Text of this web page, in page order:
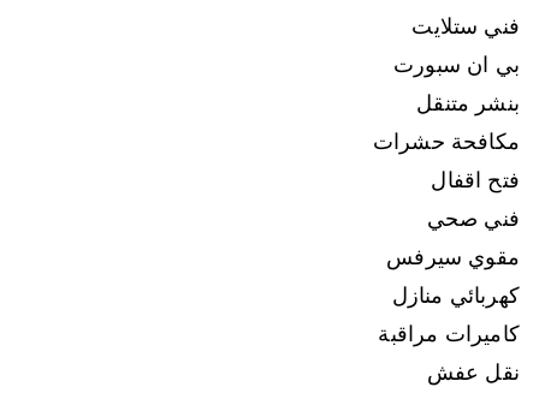
فني ستلايت
بي ان سبورت
بنشر متنقل
مكافحة حشرات
فتح اقفال
فني صحي
مقوي سيرفس
كهربائي منازل
كاميرات مراقبة
نقل عفش